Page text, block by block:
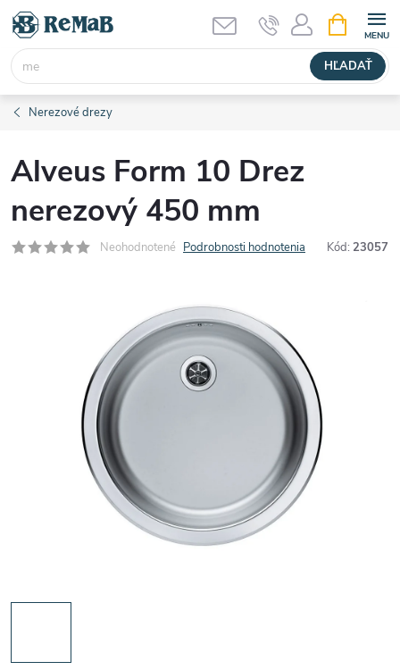
Prejsť
obsah
HĽADAŤ
KOŠÍK
Nerezové drezy
Alveus Form 10 Drez
nerezový 450 mm
Neohodnotené Podrobnosti hodnotenia Kód: 23057